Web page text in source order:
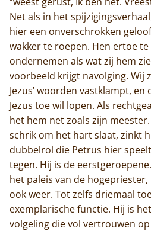
Home
De abdij
Actueel
Monnik
Net als in het
hier een onverschrokken
wakker te roepen. Hen ertoe
ondernemen als wat zij hem
voorbeeld krijgt navolging. Wij
Jezus’ woorden vastklampt,
Jezus toe wil lopen. Als
het hem net zoals zijn
schrik om het hart slaat, zinkt
dubbelrol die Petrus hier
tegen. Hij is de
het paleis van de
ook weer. Tot zelfs driemaal
exemplarische functie. Hij is
volgeling die vol vertrouwen